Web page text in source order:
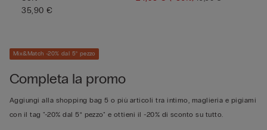
35,90 €
Mix&Match -20% dal 5° pezzo
Completa la promo
Aggiungi alla shopping bag 5 o più articoli tra intimo, maglieria e pigiami
con il tag "-20% dal 5° pezzo" e ottieni il -20% di sconto su tutto.